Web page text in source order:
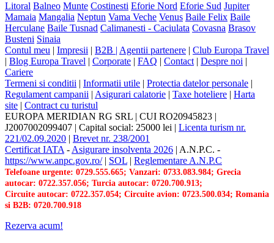
Litoral Balneo Munte Costinesti Eforie Nord Eforie Sud Jupiter
Mamaia Mangalia Neptun Vama Veche Venus Baile Felix Baile
Herculane Baile Tusnad Calimanesti - Caciulata Covasna Brasov
Busteni Sinaia
Contul meu | Impresii | B2B | Agentii partenere | Club Europa Travel
| Blog Europa Travel | Corporate | FAQ | Contact | Despre noi |
Cariere
Termeni si conditii | Informatii utile | Protectia datelor personale |
Regulament campanii | Asigurari calatorie | Taxe hoteliere | Harta
site | Contract cu turistul
EUROPA MERIDIAN RG SRL | CUI RO20945823 |
J2007002099407 | Capital social: 25000 lei | Licenta turism nr.
221/02.09.2020 | Brevet nr. 238/2001
Certificat IATA - Asigurare insolventa 2026 | A.N.P.C. -
https://www.anpc.gov.ro/| SOL | Reglementare A.N.P.C
Telefoane urgente: 0729.555.665; Vanzari: 0733.083.984; Grecia
autocar: 0722.357.056; Turcia autocar: 0720.700.913;
Circuite autocar: 0722.357.054; Circuite avion: 0723.500.034; Romania
si B2B: 0720.700.918
Rezerva acum!